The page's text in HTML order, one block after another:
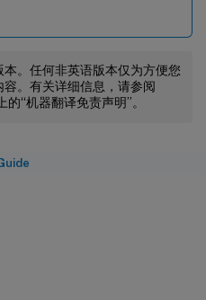
。任何非英语版本仅为方便您
。有关详细信息，请参阅
上的“机器翻译免责声明”。